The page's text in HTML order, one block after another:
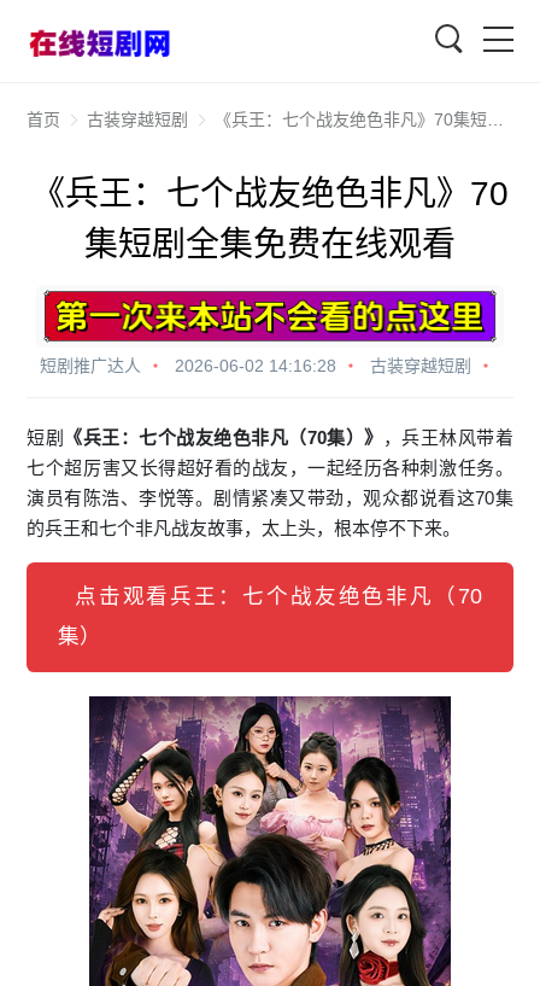
首页 古装穿越短剧 《兵王：七个战友绝色非凡》70集短剧全集免费在线观看
《兵王：七个战友绝色非凡》70
集短剧全集免费在线观看
短剧推广达人 2026-06-02 14:16:28 古装穿越短剧
短剧 《兵王：七个战友绝色非凡（70集）》 ，兵王林风带着
七个超厉害又长得超好看的战友，一起经历各种刺激任务。
演员有陈浩、李悦等。剧情紧凑又带劲，观众都说看这70集
的兵王和七个非凡战友故事，太上头，根本停不下来。
点击观看兵王：七个战友绝色非凡（70
集）